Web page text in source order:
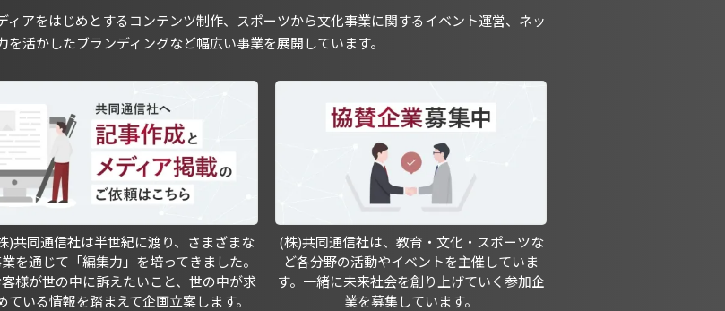
アをはじめとするコンテンツ制作、スポーツから文化事業に関するイベント運営、ネッ
を活かしたブランディングなど幅広い事業を展開しています。
)共同通信社は半世紀に渡り、さまざまな
を通じて「編集力」を培ってきました。
客様が世の中に訴えたいこと、世の中が求
ている情報を踏まえて企画立案します。
(株)共同通信社は、教育・文化・スポーツな
ど各分野の活動やイベントを主催していま
す。一緒に未来社会を創り上げていく参加企
業を募集しています。